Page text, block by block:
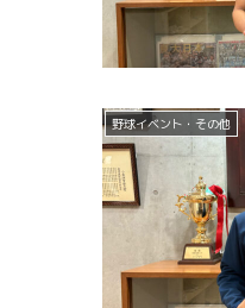
野球イベント・その他